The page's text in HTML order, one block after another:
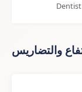
Dentist
والتضاريس